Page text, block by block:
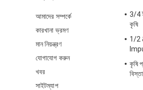
আমাদের সম্পর্কে
কারখানা ভ্রমণ
মান নিয়ন্ত্রণ
যোগাযোগ করুন
খবর
সাইটম্যাপ
3/4
কৃষি
1/2
কৃষি